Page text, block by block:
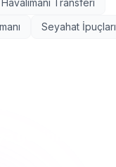
Havalimanı Transferi
Seyahat İpuçları